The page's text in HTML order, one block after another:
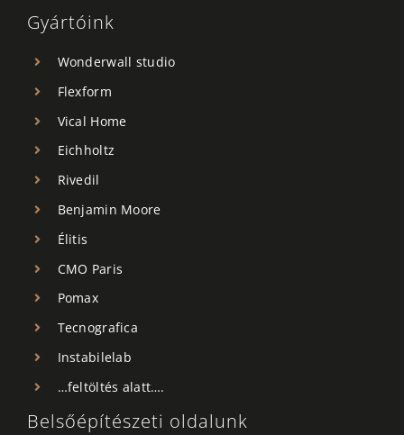
Gyártóink
Wonderwall studio
Flexform
Vical Home
Eichholtz
Rivedil
Benjamin Moore
Élitis
CMO Paris
Pomax
Tecnografica
Instabilelab
…feltöltés alatt….
Belsőépítészeti oldalunk